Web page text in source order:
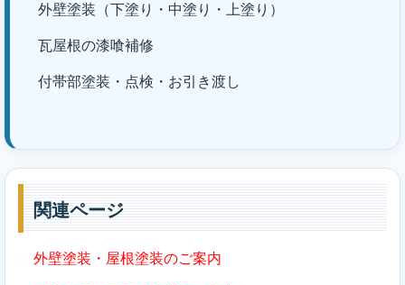
外壁塗装（下塗り・中塗り・上塗り）
瓦屋根の漆喰補修
付帯部塗装・点検・お引き渡し
関連ページ
外壁塗装・屋根塗装のご案内